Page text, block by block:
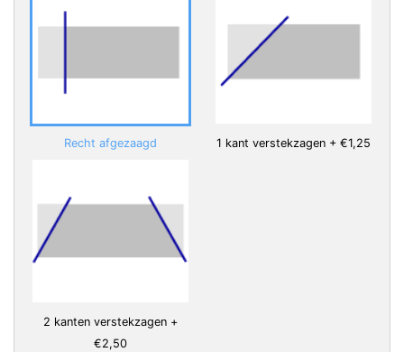
Recht afgezaagd 1 kant verstekzagen + €1,25
2 kanten verstekzagen +
€2,50